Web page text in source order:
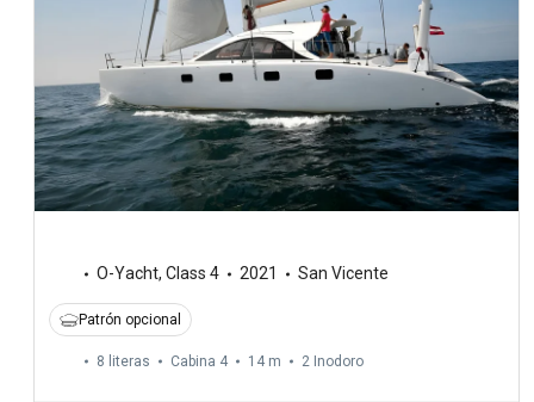
O-Yacht, Class 4 2021 San Vicente
Patrón opcional
8 literas Cabina 4 14 m 2 Inodoro